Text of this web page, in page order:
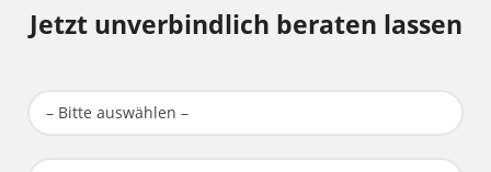
Jetzt unverbindlich beraten lassen